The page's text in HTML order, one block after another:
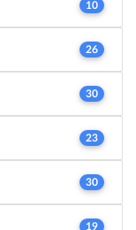
10
26
30
23
30
19